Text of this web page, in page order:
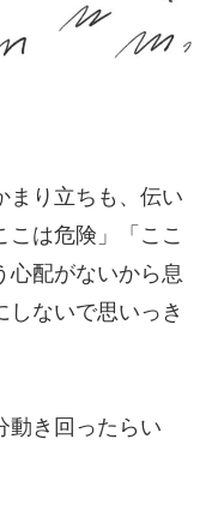
まり立ちも、伝い
こは危険」「ここ
心配がないから息
ないで思いっき
動き回ったらい